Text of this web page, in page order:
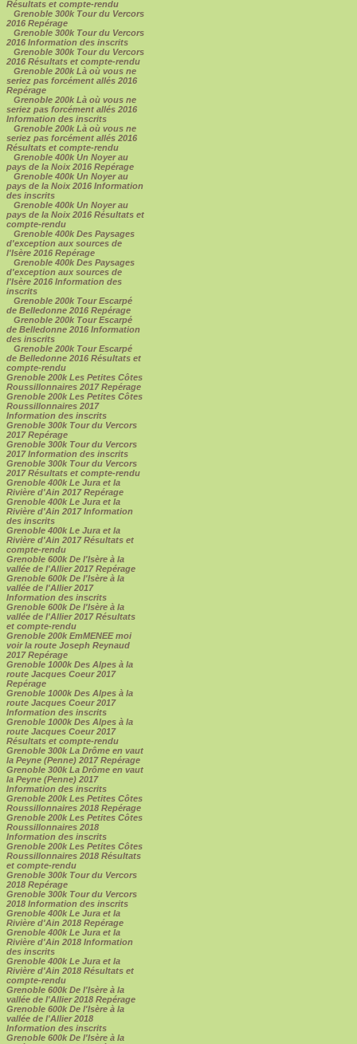
Résultats et compte-rendu
Grenoble 300k Tour du Vercors
2016 Repérage
Grenoble 300k Tour du Vercors
2016 Information des inscrits
Grenoble 300k Tour du Vercors
2016 Résultats et compte-rendu
Grenoble 200k Là où vous ne
seriez pas forcément allés 2016
Repérage
Grenoble 200k Là où vous ne
seriez pas forcément allés 2016
Information des inscrits
Grenoble 200k Là où vous ne
seriez pas forcément allés 2016
Résultats et compte-rendu
Grenoble 400k Un Noyer au
pays de la Noix 2016 Repérage
Grenoble 400k Un Noyer au
pays de la Noix 2016 Information
des inscrits
Grenoble 400k Un Noyer au
pays de la Noix 2016 Résultats et
compte-rendu
Grenoble 400k Des Paysages
d'exception aux sources de
l'Isère 2016 Repérage
Grenoble 400k Des Paysages
d'exception aux sources de
l'Isère 2016 Information des
inscrits
Grenoble 200k Tour Escarpé
de Belledonne 2016 Repérage
Grenoble 200k Tour Escarpé
de Belledonne 2016 Information
des inscrits
Grenoble 200k Tour Escarpé
de Belledonne 2016 Résultats et
compte-rendu
Grenoble 200k Les Petites Côtes
Roussillonnaires 2017 Repérage
Grenoble 200k Les Petites Côtes
Roussillonnaires 2017
Information des inscrits
Grenoble 300k Tour du Vercors
2017 Repérage
Grenoble 300k Tour du Vercors
2017 Information des inscrits
Grenoble 300k Tour du Vercors
2017 Résultats et compte-rendu
Grenoble 400k Le Jura et la
Rivière d'Ain 2017 Repérage
Grenoble 400k Le Jura et la
Rivière d'Ain 2017 Information
des inscrits
Grenoble 400k Le Jura et la
Rivière d'Ain 2017 Résultats et
compte-rendu
Grenoble 600k De l'Isère à la
vallée de l'Allier 2017 Repérage
Grenoble 600k De l'Isère à la
vallée de l'Allier 2017
Information des inscrits
Grenoble 600k De l'Isère à la
vallée de l'Allier 2017 Résultats
et compte-rendu
Grenoble 200k EmMENEE moi
voir la route Joseph Reynaud
2017 Repérage
Grenoble 1000k Des Alpes à la
route Jacques Coeur 2017
Repérage
Grenoble 1000k Des Alpes à la
route Jacques Coeur 2017
Information des inscrits
Grenoble 1000k Des Alpes à la
route Jacques Coeur 2017
Résultats et compte-rendu
Grenoble 300k La Drôme en vaut
la Peyne (Penne) 2017 Repérage
Grenoble 300k La Drôme en vaut
la Peyne (Penne) 2017
Information des inscrits
Grenoble 200k Les Petites Côtes
Roussillonnaires 2018 Repérage
Grenoble 200k Les Petites Côtes
Roussillonnaires 2018
Information des inscrits
Grenoble 200k Les Petites Côtes
Roussillonnaires 2018 Résultats
et compte-rendu
Grenoble 300k Tour du Vercors
2018 Repérage
Grenoble 300k Tour du Vercors
2018 Information des inscrits
Grenoble 400k Le Jura et la
Rivière d'Ain 2018 Repérage
Grenoble 400k Le Jura et la
Rivière d'Ain 2018 Information
des inscrits
Grenoble 400k Le Jura et la
Rivière d'Ain 2018 Résultats et
compte-rendu
Grenoble 600k De l'Isère à la
vallée de l'Allier 2018 Repérage
Grenoble 600k De l'Isère à la
vallée de l'Allier 2018
Information des inscrits
Grenoble 600k De l'Isère à la